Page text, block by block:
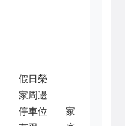
假日榮
家周邊
停車位
家